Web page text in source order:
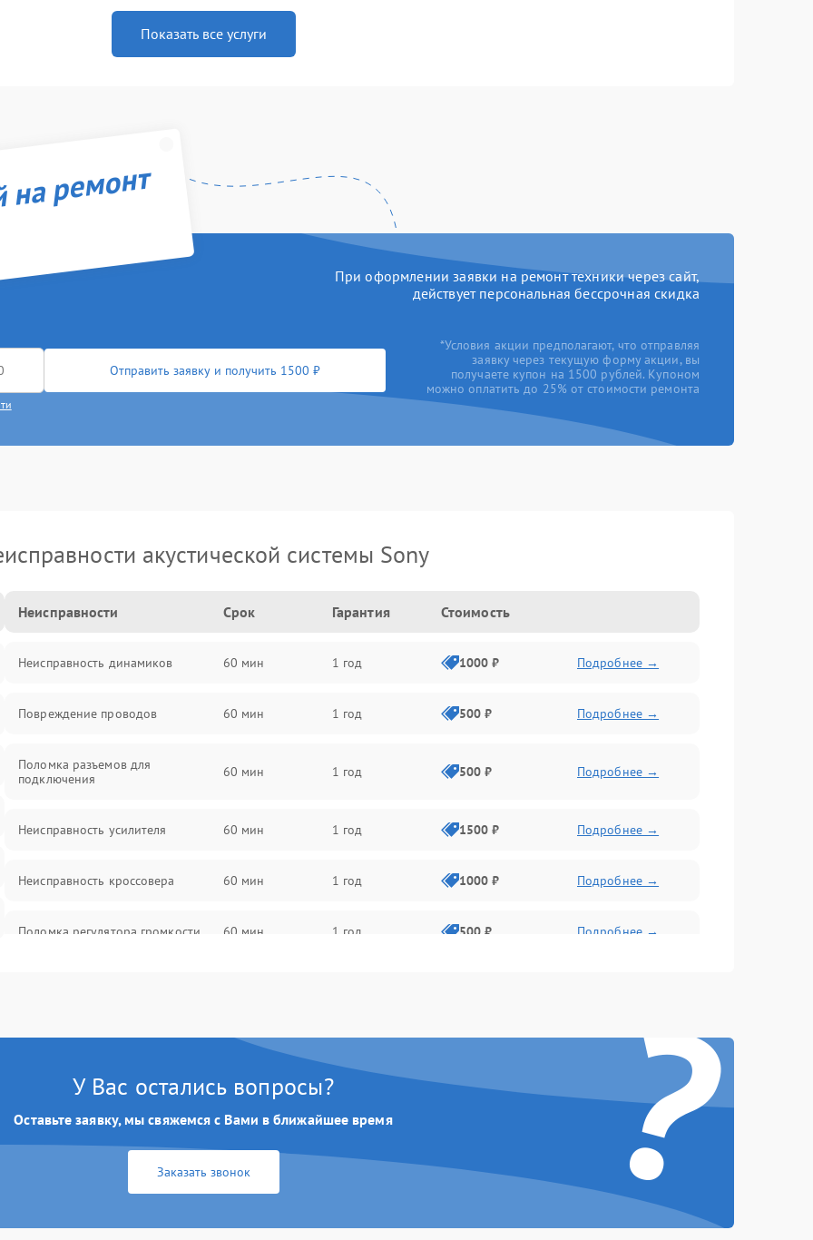
Показать все услуги
ремонт
При оформлении заявки на ремонт техники через сайт,
действует персональная бессрочная скидка
Отправить заявку и получить 1500 ₽
*Условия акции предполагают, что отправляя
заявку через текущую форму акции, вы
получаете купон на 1500 рублей. Купоном
можно оплатить до 25% от стоимости ремонта
акустической системы Sony
Неисправности Срок Гарантия Стоимость
Неисправность динамиков 60 мин 1 год 1000 ₽ Подробнее →
Повреждение проводов 60 мин 1 год 500 ₽ Подробнее →
Поломка разъемов для
подключения
60 мин 1 год 500 ₽ Подробнее →
Неисправность усилителя 60 мин 1 год 1500 ₽ Подробнее →
Неисправность кроссовера 60 мин 1 год 1000 ₽ Подробнее →
Поломка регулятора громкости 60 мин 1 год 500 ₽ Подробнее →
Подробнее →
Неисправность системы защиты от
короткого замыкания
60 мин 1 год Подробнее →
Повреждение системы защиты от
Подробнее →
?
У Вас остались вопросы?
Оставьте заявку, мы свяжемся с Вами в ближайшее время
Заказать звонок